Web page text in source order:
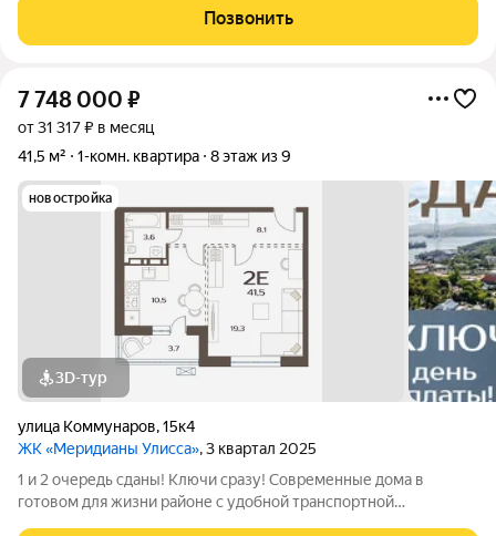
образовательных и медицинских учреждений, участники СВО,
многодетные семьи) до 9
Позвонить
7 748 000 ₽
от 31 317 ₽ в месяц
41,5 м²
1-комн. квартира 8 этаж из 9
новостройка
3D-тур
улица Коммунаров,15к4
ЖК «Меридианы Улисса», 3 квартал 2025
1 и 2 очередь сданы! Ключи сразу! Современные дома в
готовом для жизни районе с удобной транспортной